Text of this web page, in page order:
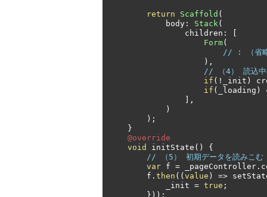
return Scaffold (
            body
: Stack (
                children
:
Form(
// : （省
),
// （4） 読込中
if (! _init )
if ( _loading )
],
)
);
}
@override
void
initState ()
{
// （5） 初期データを読みこむ
var f = _pageController .
        f
. then (( value ) =>
            _init
= true ;
}));